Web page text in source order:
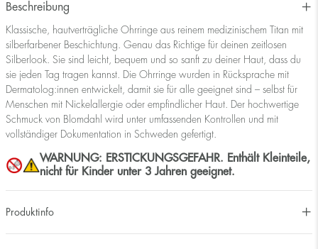
Beschreibung
Klassische, hautverträgliche Ohrringe aus reinem medizinischem Titan mit
silberfarbener Beschichtung. Genau das Richtige für deinen zeitlosen
Silberlook. Sie sind leicht, bequem und so sanft zu deiner Haut, dass du
sie jeden Tag tragen kannst. Die Ohrringe wurden in Rücksprache mit
Dermatolog:innen entwickelt, damit sie für alle geeignet sind – selbst für
Menschen mit Nickelallergie oder empfindlicher Haut. Der hochwertige
Schmuck von Blomdahl wird unter umfassenden Kontrollen und mit
vollständiger Dokumentation in Schweden gefertigt.
WARNUNG: ERSTICKUNGSGEFAHR. Enthält Kleinteile,
nicht für Kinder unter 3 Jahren geeignet.
Produktinfo